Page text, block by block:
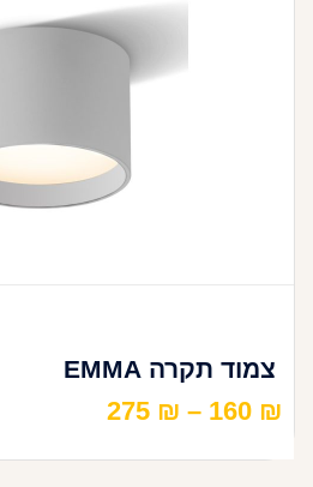
צמוד תקרה EMMA
160 ₪
–
275 ₪